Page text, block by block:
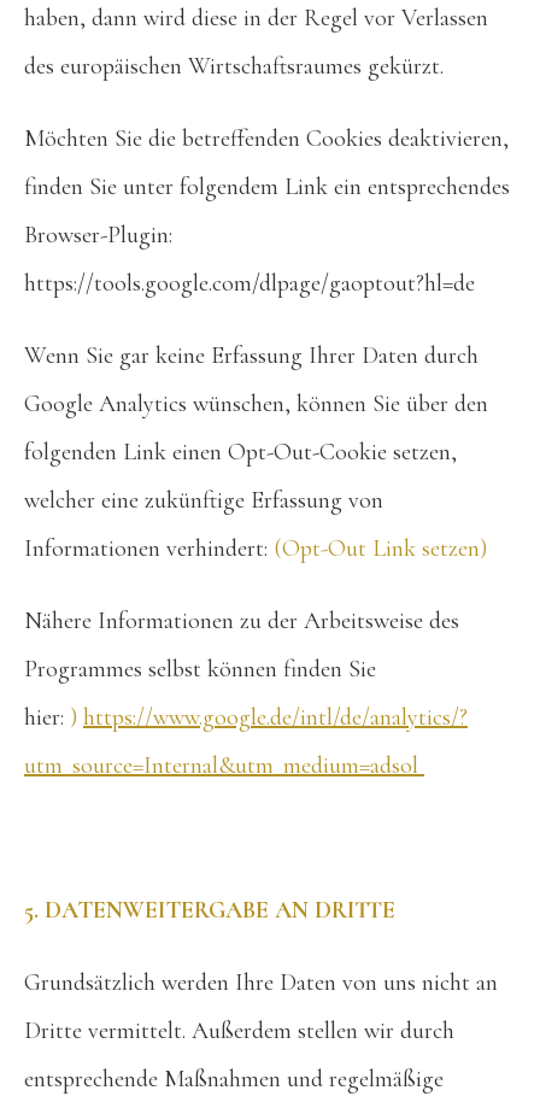
haben, dann wird diese in der Regel vor Verlassen
des europäischen Wirtschaftsraumes gekürzt.
Möchten Sie die betreffenden Cookies deaktivieren,
finden Sie unter folgendem Link ein entsprechendes
Browser-Plugin:
https://tools.google.com/dlpage/gaoptout?hl=de
Wenn Sie gar keine Erfassung Ihrer Daten durch
Google Analytics wünschen, können Sie über den
folgenden Link einen Opt-Out-Cookie setzen,
welcher eine zukünftige Erfassung von
Informationen verhindert: (Opt-Out Link setzen)
Nähere Informationen zu der Arbeitsweise des
Programmes selbst können finden Sie
hier: ) https://www.google.de/intl/de/analytics/?
utm_source=Internal&utm_medium=adsol
5. DATENWEITERGABE AN DRITTE
Grundsätzlich werden Ihre Daten von uns nicht an
Dritte vermittelt. Außerdem stellen wir durch
entsprechende Maßnahmen und regelmäßige